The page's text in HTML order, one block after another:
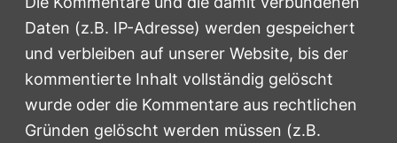
Daten (z.B. IP-Adresse) werden gespeichert
und verbleiben auf unserer Website, bis der
kommentierte Inhalt vollständig gelöscht
wurde oder die Kommentare aus rechtlichen
Gründen gelöscht werden müssen (z.B.